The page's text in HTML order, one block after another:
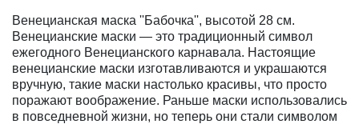
Венецианская маска ''Бабочка'', высотой 28 см.
Венецианские маски — это традиционный символ
ежегодного Венецианского карнавала. Настоящие
венецианские маски изготавливаются и украшаются
вручную, такие маски настолько красивы, что просто
поражают воображение. Раньше маски использовались
в повседневной жизни, но теперь они стали символом